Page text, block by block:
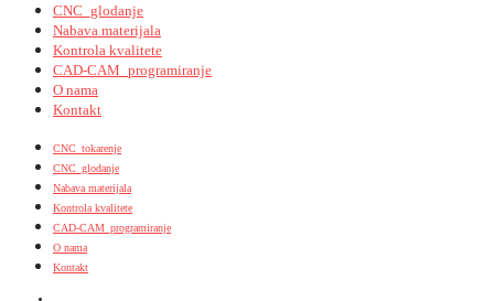
CNC_glodanje
Nabava materijala
Kontrola kvalitete
CAD-CAM_programiranje
O nama
Kontakt
CNC_tokarenje
CNC_glodanje
Nabava materijala
Kontrola kvalitete
CAD-CAM_programiranje
O nama
Kontakt